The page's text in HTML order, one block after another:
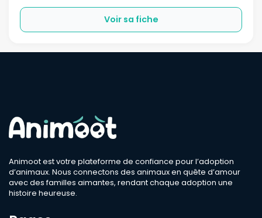
Voir sa fiche
Compatible
Animoot est votre plateforme de confiance pour l’adoption
d’animaux. Nous connectons des animaux en quête d’amour
avec des familles aimantes, rendant chaque adoption une
histoire heureuse.